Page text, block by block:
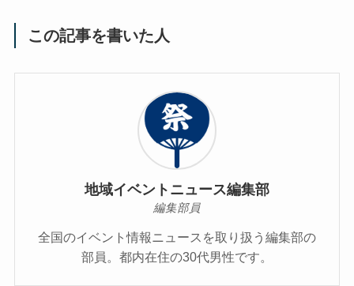
この記事を書いた人
地域イベントニュース編集部
編集部員
全国のイベント情報ニュースを取り扱う編集部の
部員。都内在住の30代男性です。